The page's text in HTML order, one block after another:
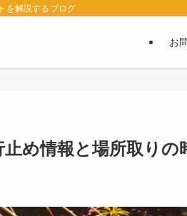
を解説するブログ
お
め情報と場所取りの